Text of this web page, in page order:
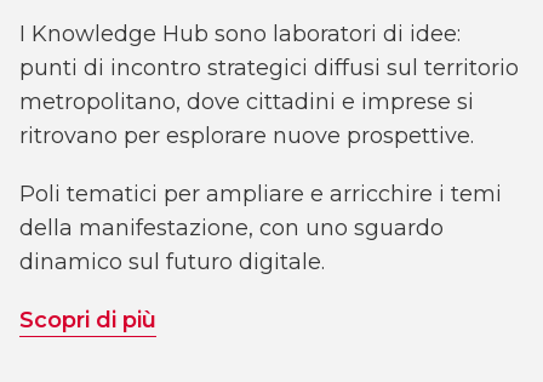
I Knowledge Hub sono laboratori di idee:
punti di incontro strategici diffusi sul territorio
metropolitano, dove cittadini e imprese si
ritrovano per esplorare nuove prospettive.
Poli tematici per ampliare e arricchire i temi
della manifestazione, con uno sguardo
dinamico sul futuro digitale.
Scopri di più